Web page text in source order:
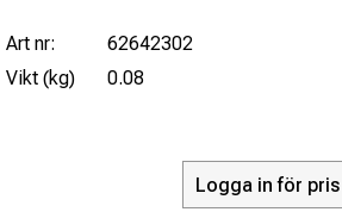
Art nr:
62642302
Vikt (kg)
0.08
Logga in för pris